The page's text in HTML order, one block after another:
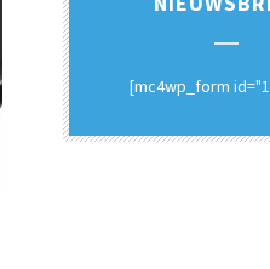
[mc4wp_form